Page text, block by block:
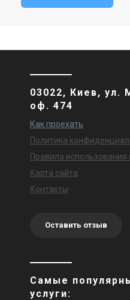
03022, Киев, ул.
оф. 474
Как проехать
Политика
Правила использования
Карта сайта
Контакты
Оставить отзыв
Самые
услуги: